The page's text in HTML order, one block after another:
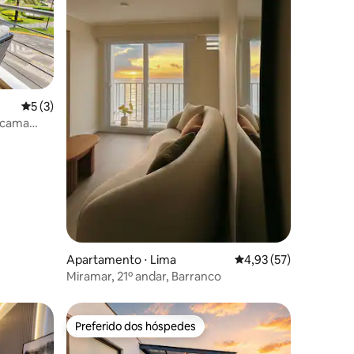
5 de uma avaliação média de 5, 3 avaliações
5 (3)
Apartamento ⋅ Lima 4,93 de uma
4,93 (57)
Miramar, 21º andar, Barranco
Preferido dos hóspedes
Preferido dos hóspedes